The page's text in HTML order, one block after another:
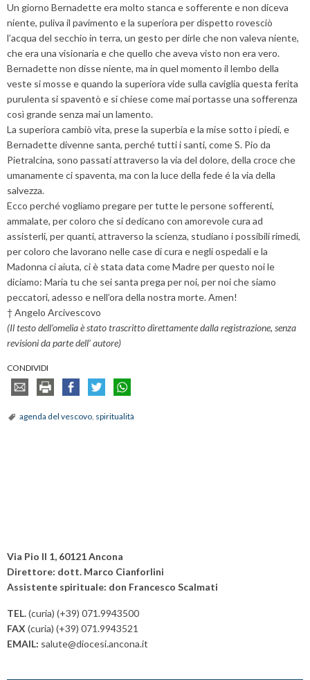
Un giorno Bernadette era molto stanca e sofferente e non diceva
niente, puliva il pavimento e la superiora per dispetto rovesciò
l’acqua del secchio in terra, un gesto per dirle che non valeva niente,
che era una visionaria e che quello che aveva visto non era vero.
Bernadette non disse niente, ma in quel momento il lembo della
veste si mosse e quando la superiora vide sulla caviglia questa ferita
purulenta si spaventò e si chiese come mai portasse una sofferenza
così grande senza mai un lamento.
La superiora cambiò vita, prese la superbia e la mise sotto i piedi, e
Bernadette divenne santa, perché tutti i santi, come S. Pio da
Pietralcina, sono passati attraverso la via del dolore, della croce che
umanamente ci spaventa, ma con la luce della fede é la via della
salvezza.
Ecco perché vogliamo pregare per tutte le persone sofferenti,
ammalate, per coloro che si dedicano con amorevole cura ad
assisterli, per quanti, attraverso la scienza, studiano i possibili rimedi,
per coloro che lavorano nelle case di cura e negli ospedali e la
Madonna ci aiuta, ci è stata data come Madre per questo noi le
diciamo: Maria tu che sei santa prega per noi, per noi che siamo
peccatori, adesso e nell’ora della nostra morte. Amen!
† Angelo Arcivescovo
(Il testo dell’omelia è stato trascritto direttamente dalla registrazione, senza
revisioni da parte dell’ autore)
CONDIVIDI
agenda del vescovo spiritualità
Via Pio II 1, 60121 Ancona
Direttore: dott. Marco Cianforlini
Assistente spirituale: don Francesco Scalmati
TEL.(curia) (+39) 071.9943500
FAX (curia) (+39) 071.9943521
EMAIL: salute@diocesi.ancona.it